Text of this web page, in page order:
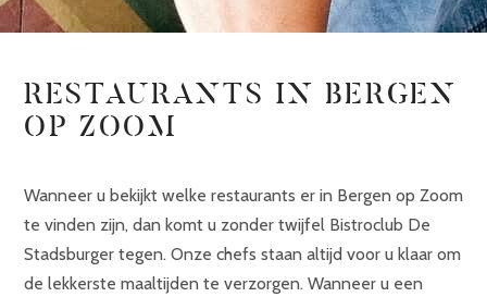
RESTAURANTS IN BERGEN
OP ZOOM
Wanneer u bekijkt welke restaurants er in Bergen op Zoom
te vinden zijn, dan komt u zonder twijfel Bistroclub De
Stadsburger tegen. Onze chefs staan altijd voor u klaar om
de lekkerste maaltijden te verzorgen. Wanneer u een